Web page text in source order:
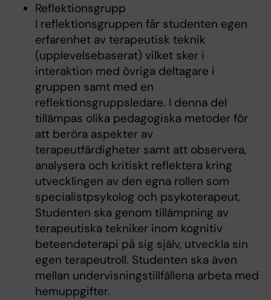
Reflektionsgrupp
I reflektionsgruppen får studenten egen
erfarenhet av terapeutisk teknik
(upplevelsebaserat) vilket sker i
interaktion med övriga deltagare i
gruppen samt med en
reflektionsgruppsledare. I denna del
tillämpas olika pedagogiska metoder för
att beröra aspekter av
terapeutfärdigheter samt att observera,
analysera och kritiskt reflektera kring
utvecklingen av den egna rollen som
specialistpsykolog och psykoterapeut.
Studenten ska genom tillämpning av
terapeutiska tekniker inom kognitiv
beteendeterapi på sig själv, utveckla sin
egen terapeutroll. Studenten ska även
mellan undervisningstillfällena arbeta med
hemuppgifter.